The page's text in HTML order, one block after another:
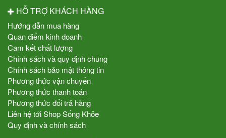
HỖ TRỢ KHÁCH HÀNG
Hướng dẫn mua hàng
Quan điểm kinh doanh
Cam kết chất lượng
Chính sách và quy định chung
Chính sách bảo mật thông tin
Phương thức vận chuyển
Phương thức thanh toán
Phương thức đổi trả hàng
Liên hệ tới Shop Sống Khỏe
Quy định và chính sách